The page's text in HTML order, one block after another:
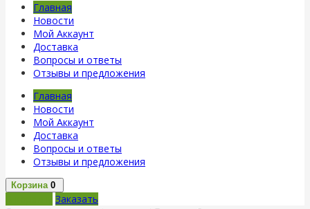
Главная
Новости
Мой Аккаунт
Доставка
Вопросы и ответы
Отзывы и предложения
Главная
Новости
Мой Аккаунт
Доставка
Вопросы и ответы
Отзывы и предложения
Корзина 0
Заказать